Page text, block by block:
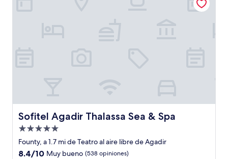
Sofitel Agadir Thalassa Sea & Spa
Sofitel Agadir Thalassa Sea & Spa
Propiedad
de
5.0
Founty, a 1.7 mi de Teatro al aire libre de Agadir
8.4
8.4/10 Muy bueno (538 opiniones)